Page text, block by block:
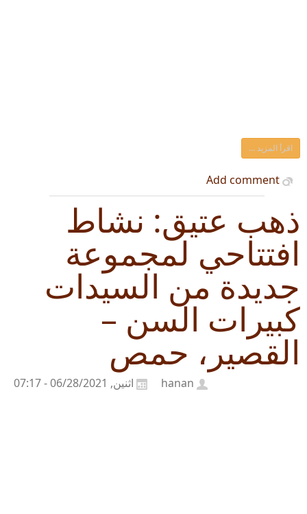
اقرأ المزيد ...
Add comment
ذهب عتيق: نشاط
افتتاحي لمجموعة
جديدة من السيدات
كبيرات السن –
القصير، حمص
اثنين, 06/28/2021 - 07:17 hanan